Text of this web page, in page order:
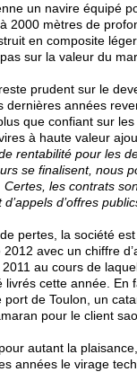
un navire équipé
2000 mètres de
en composite
sur la valeur du
prudent sur le
dernières années
que confiant sur
à haute valeur
rentabilité pour les
se finalisent, nous
Certes, les contrats
d’offres
pertes, la société
2012 avec un chiffre
au cours de
livrés cette année. En
port de Toulon, un
pour le client
autant la
années le virage